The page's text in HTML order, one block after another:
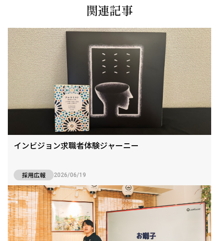
関連記事
インビジョン求職者体験ジャーニー
採用広報 2026/06/19